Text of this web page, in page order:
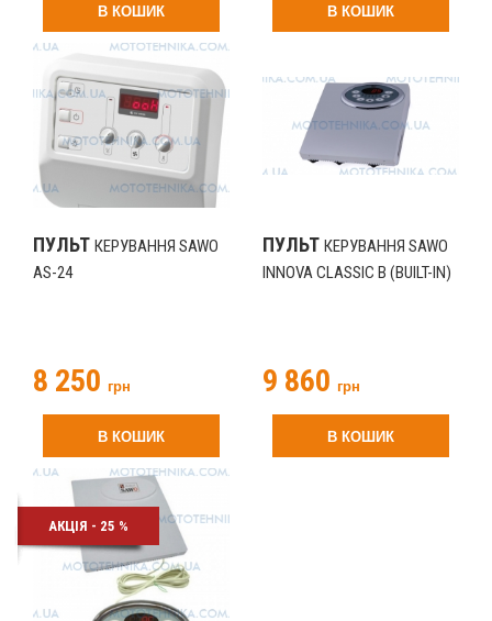
В КОШИК В КОШИК
ПУЛЬТ КЕРУВАННЯ SAWO
AS-24
8 250 грн
В КОШИК
ПУЛЬТ КЕРУВАННЯ SAWO
INNOVA CLASSIC B (BUILT-IN)
9 860 грн
В КОШИК
АКЦІЯ - 25 %